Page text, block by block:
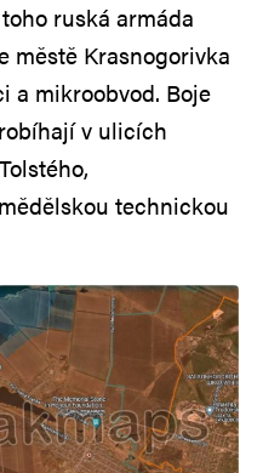
ruská armáda
městě Krasnogorivka
a mikroobvod. Boje
v ulicích
technickou